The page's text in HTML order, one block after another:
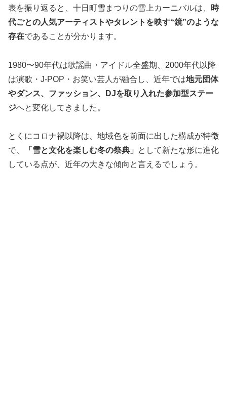
表を振り返ると、十日町雪まつりの雪上カーニバルは、
時
代ごとの人気アーティストやタレントを映す“鏡”のような
存在であることが分かります。
1980〜90年代は歌謡曲・アイドル全盛期、2000年代以降
は演歌・J-POP・お笑い芸人が融合し、近年では地元団体
やダンス、ファッション、DJを取り入れた参加型ステー
ジへと変化してきました。
とくにコロナ禍以降は、地域色を前面に出した構成が特徴
で、
「雪と文化を楽しむ冬の祭典」
として新たな形に進化
している点が、近年の大きな傾向と言えるでしょう。